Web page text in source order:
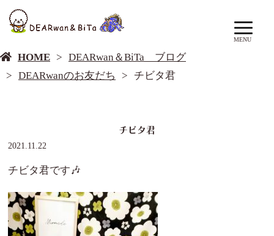
MENU
HOME
DEARwan＆BiTa ブログ
DEARwanのお友だち
チビタ君
チビタ君
2021.11.22
チビタ君です🎶